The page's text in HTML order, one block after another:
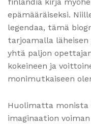
epämääräiseksi.
legendaa, tämä
tarjoamalla
yhtä paljon
kokeineen ja
monimutkaiseen
Huolimatta monista
imaginaation